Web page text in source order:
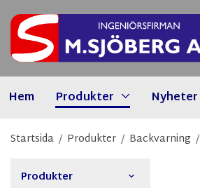
Hem Produkter Nyheter
Startsida / Produkter / Backvarning /
Produkter